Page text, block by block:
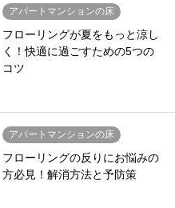
アパートマンションの床
フローリングが夏をもっと涼し
く！快適に過ごすための5つの
コツ
アパートマンションの床
フローリングの反りにお悩みの
方必見！解消方法と予防策